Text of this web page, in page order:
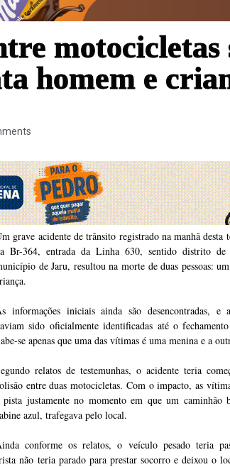
motocicletas
homem e
grave acidente de trânsito registrado na manhã desta
Br-364, entrada da Linha 630, sentido distrito de
de Jaru, resultou na morte de duas pessoas:
informações iniciais ainda são desencontradas, e
sido oficialmente identificadas até o
se apenas que uma das vítimas é uma menina e a
relatos de testemunhas, o acidente teria
entre duas motocicletas. Com o impacto, as
pista justamente no momento em que um caminhão
azul, trafegava pelo local.
conforme os relatos, o veículo pesado teria
não teria parado para prestar socorro e deixou o